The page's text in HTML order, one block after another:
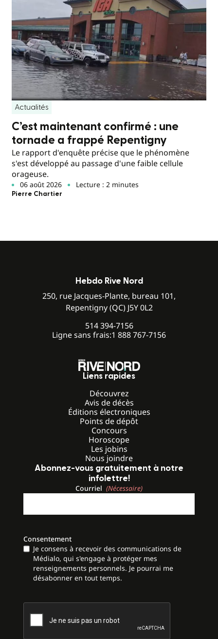
Actualités
C’est maintenant confirmé : une
tornade a frappé Repentigny
Le rapport d'enquête précise que le phénomène
s'est développé au passage d'une faible cellule
orageuse.
06 août 2026 Lecture : 2 minutes
Pierre Chartier
Hebdo Rive Nord
250, rue Jacques-Plante, bureau 101,
Repentigny (QC) J5Y 0L2
514 394-7156
Ligne sans frais:1 888 767-7156
Liens rapides
Découvrez
Avis de décès
Éditions électroniques
Points de dépôt
Concours
Horoscope
Les jobins
Nous joindre
Abonnez-vous gratuitement à notre
infolettre!
Courriel (Nécessaire)
Consentement
Je consens à recevoir des communications de
Médialo, qui s'engage à protéger mes
renseignements personnels. Je pourrai me
désabonner en tout temps.